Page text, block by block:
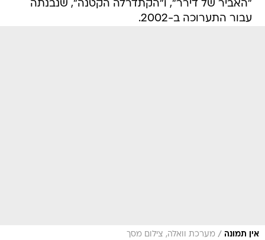
"האביר של דירר", ו"הקתדרלה הקטנה", שנבנתה
עבור התערוכה ב-2002.
אין תמונה / מערכת וואלה, צילום מסך